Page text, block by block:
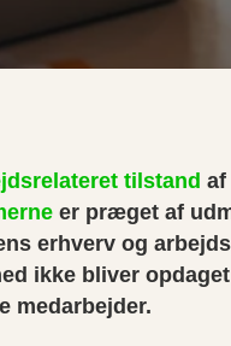
tilstand af
er præget af
erhverv og
ikke bliver
medarbejder.